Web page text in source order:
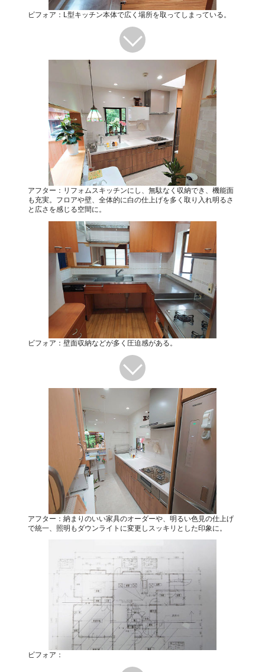
ビフォア：L型キッチン本体で広く場所を取ってしまっている。
アフター：リフォムスキッチンにし、無駄なく収納でき、機能面
も充実。フロアや壁、全体的に白の仕上げを多く取り入れ明るさ
と広さを感じる空間に。
ビフォア：壁面収納などが多く圧迫感がある。
アフター：納まりのいい家具のオーダーや、明るい色見の仕上げ
で統一、照明もダウンライトに変更しスッキリとした印象に。
ビフォア：